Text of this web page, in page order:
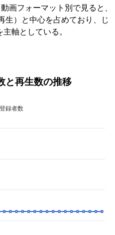
画フォーマット別で見ると、
生）と中心を占めており、じ
軸としている。
と再生数の推移